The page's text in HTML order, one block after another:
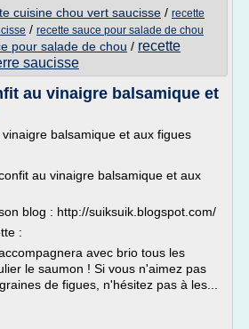
cuisine chou vert saucisse / recette
/ recette sauce pour salade de chou
pour salade de chou / recette
saucisse
au vinaigre balsamique et
balsamique et aux figues
au vinaigre balsamique et aux
blog : http://suiksuik.blogspot.com/
:
avec brio tous les
le saumon ! Si vous n'aimez pas
de figues, n'hésitez pas à les...